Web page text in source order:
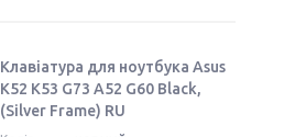
Клавіатура для ноутбука Asus
K52 K53 G73 A52 G60 Black,
(Silver Frame) RU